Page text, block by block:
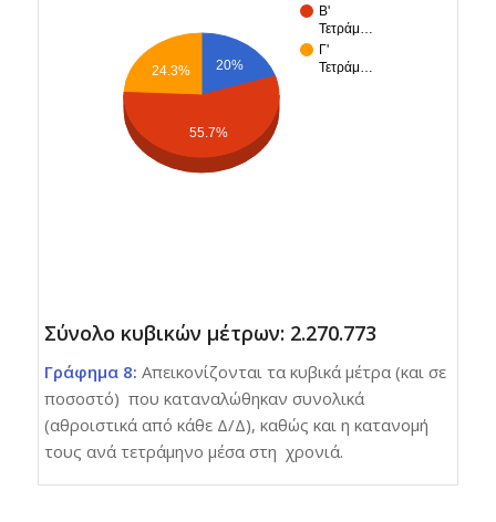
Β'
Τετράμ…
Γ'
Τετράμ…
20%
24.3%
55.7%
Σύνολο κυβικών μέτρων: 2.270.773
Γράφημα 8: Απεικονίζονται τα κυβικά μέτρα (και σε
ποσοστό) που καταναλώθηκαν συνολικά
(αθροιστικά από κάθε Δ/Δ), καθώς και η κατανομή
τους ανά τετράμηνο μέσα στη χρονιά.